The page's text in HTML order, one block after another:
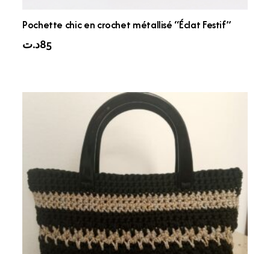
Pochette chic en crochet métallisé “Éclat Festif”
85د.ت